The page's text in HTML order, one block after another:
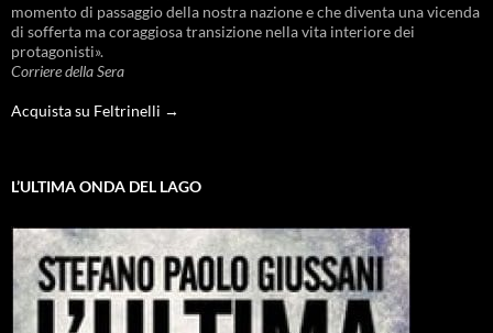
momento di passaggio della nostra nazione e che diventa una vicenda
di sofferta ma coraggiosa transizione nella vita interiore dei
protagonisti».
Corriere della Sera
Acquista su Feltrinelli →
L’ULTIMA ONDA DEL LAGO